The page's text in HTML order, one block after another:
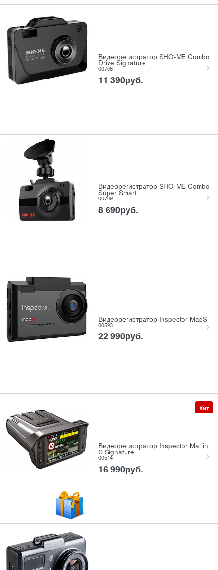
Видеорегистратор SHO-ME Combo
Drive Signature
00708
11 390руб.
Видеорегистратор SHO-ME Combo
Super Smart
00709
8 690руб.
Видеорегистратор Inspector MapS
00593
22 990руб.
Видеорегистратор Inspector Marlin
S Signature
00514
16 990руб.
Хит